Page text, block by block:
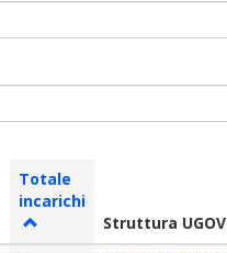
Totale
incarichi
Struttura